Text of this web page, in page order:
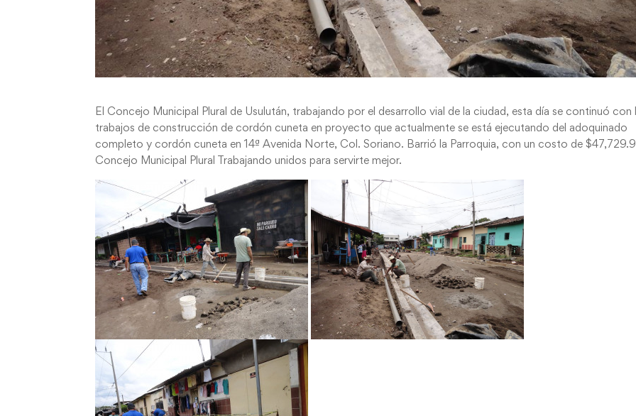
El Concejo Municipal Plural de Usulután, trabajando por el desarrollo vial de la ciudad, esta día se continuó con
trabajos de construcción de cordón cuneta en proyecto que actualmente se está ejecutando del adoquinado
completo y cordón cuneta en 14ª Avenida Norte, Col. Soriano. Barrió la Parroquia, con un costo de
Concejo Municipal Plural Trabajando unidos para servirte mejor.